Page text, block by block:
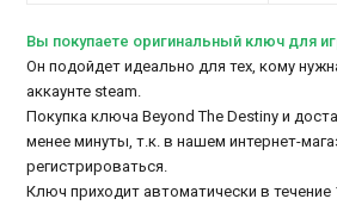
Вы покупаете оригинальный ключ для
Он подойдет идеально для тех, кому
аккаунте steam.
Покупка ключа Beyond The Destiny и
менее минуты, т.к. в нашем интернет-
регистрироваться.
Ключ приходит автоматически в течение